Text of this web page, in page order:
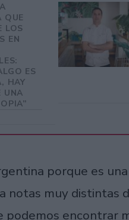
QUE
LOS
EN
ES
HAY
UNA
porque es
notas muy distintas
podemos encontrar